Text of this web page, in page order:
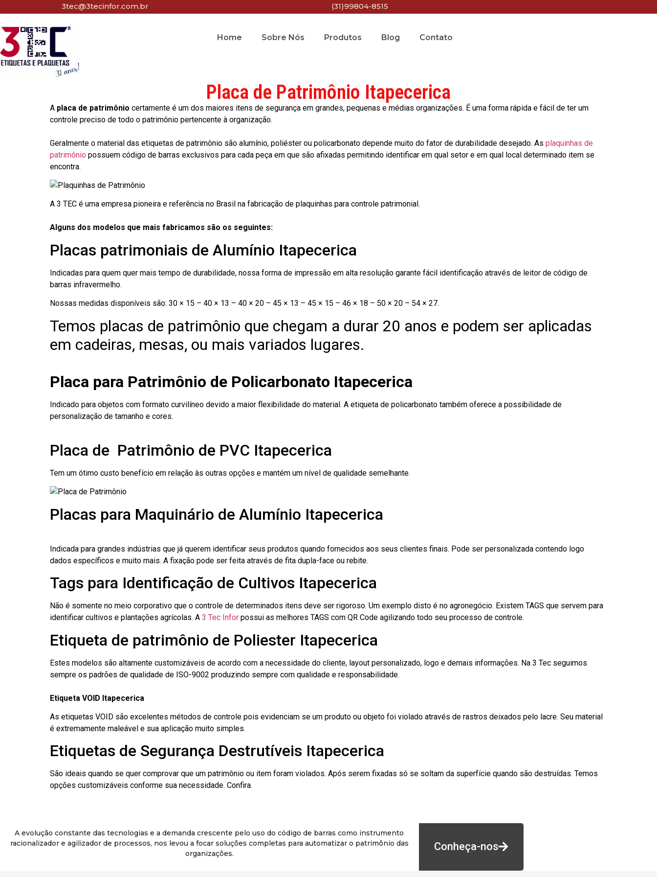
3tec@3tecinfor.com.br (31)99804-8515
Home Sobre Nós Produtos Blog Contato
Placa de Patrimônio Itapecerica
A placa de patrimônio certamente é um dos maiores itens de segurança em grandes, pequenas e médias organizações. É uma forma rápida e fácil de ter um
controle preciso de todo o patrimônio pertencente à organização.
Geralmente o material das etiquetas de patrimônio são alumínio, poliéster ou policarbonato depende muito do fator de durabilidade desejado. As plaquinhas de
patrimônio possuem código de barras exclusivos para cada peça em que são afixadas permitindo identificar em qual setor e em qual local determinado item se
encontra.
A 3 TEC é uma empresa pioneira e referência no Brasil na fabricação de plaquinhas para controle patrimonial.
Alguns dos modelos que mais fabricamos são os seguintes:
Placas patrimoniais de Alumínio Itapecerica
Indicadas para quem quer mais tempo de durabilidade, nossa forma de impressão em alta resolução garante fácil identificação através de leitor de código de
barras infravermelho.
Nossas medidas disponíveis são: 30 × 15 – 40 × 13 – 40 × 20 – 45 × 13 – 45 × 15 – 46 × 18 – 50 × 20 – 54 × 27.
Temos placas de patrimônio que chegam a durar 20 anos e podem ser aplicadas
em cadeiras, mesas, ou mais variados lugares.
Placa para Patrimônio de Policarbonato Itapecerica
Indicado para objetos com formato curvilíneo devido a maior flexibilidade do material. A etiqueta de policarbonato também oferece a possibilidade de
personalização de tamanho e cores.
Placa de Patrimônio de PVC Itapecerica
Tem um ótimo custo benefício em relação às outras opções e mantém um nível de qualidade semelhante.
Placas para Maquinário de Alumínio Itapecerica
Indicada para grandes indústrias que já querem identificar seus produtos quando fornecidos aos seus clientes finais. Pode ser personalizada contendo logo
dados específicos e muito mais. A fixação pode ser feita através de fita dupla-face ou rebite.
Tags para Identificação de Cultivos Itapecerica
Não é somente no meio corporativo que o controle de determinados itens deve ser rigoroso. Um exemplo disto é no agronegócio. Existem TAGS que servem para
identificar cultivos e plantações agrícolas. A 3 Tec Infor possui as melhores TAGS com QR Code agilizando todo seu processo de controle.
Etiqueta de patrimônio de Poliester Itapecerica
Estes modelos são altamente customizáveis de acordo com a necessidade do cliente, layout personalizado, logo e demais informações. Na 3 Tec seguimos
sempre os padrões de qualidade de ISO-9002 produzindo sempre com qualidade e responsabilidade.
Etiqueta VOID Itapecerica
As etiquetas VOID são excelentes métodos de controle pois evidenciam se um produto ou objeto foi violado através de rastros deixados pelo lacre. Seu material
é extremamente maleável e sua aplicação muito simples.
Etiquetas de Segurança Destrutíveis Itapecerica
São ideais quando se quer comprovar que um patrimônio ou item foram violados. Após serem fixadas só se soltam da superfície quando são destruídas. Temos
opções customizáveis conforme sua necessidade. Confira.
A evolução constante das tecnologias e a demanda crescente pelo uso do código de barras como instrumento
racionalizador e agilizador de processos, nos levou a focar soluções completas para automatizar o patrimônio das
organizações.
Conheça-nos